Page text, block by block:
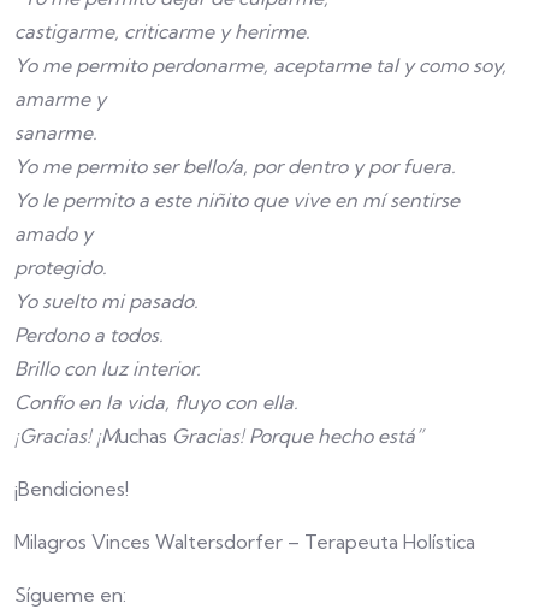
castigarme, criticarme y herirme.
Yo me permito perdonarme, aceptarme tal y como soy,
amarme y
sanarme.
Yo me permito ser bello/a, por dentro y por fuera.
Yo le permito a este niñito que vive en mí sentirse
amado y
protegido.
Yo suelto mi pasado.
Perdono a todos.
Brillo con luz interior.
Confío en la vida, fluyo con ella.
¡Gracias! ¡Muchas Gracias! Porque hecho está”
¡Bendiciones!
Milagros Vinces Waltersdorfer – Terapeuta Holística
Sígueme en: